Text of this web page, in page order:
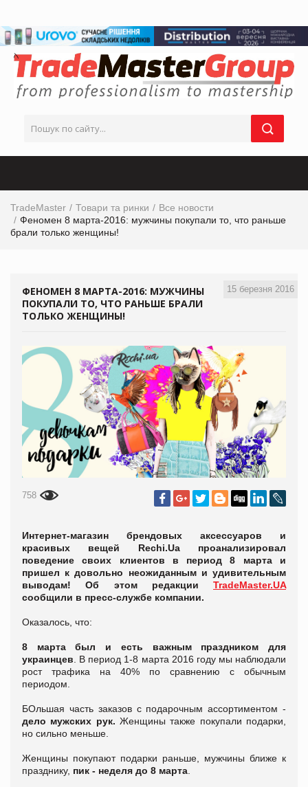
TradeMaster Товари та ринки
Все новости
Феномен 8 марта-2016: мужчины покупали то, что раньше
брали только женщины!
15 березня 2016
ФЕНОМЕН 8 МАРТА-2016: МУЖЧИНЫ
ПОКУПАЛИ ТО, ЧТО РАНЬШЕ БРАЛИ
ТОЛЬКО ЖЕНЩИНЫ!
758
Интернет-магазин брендовых аксессуаров и
красивых вещей Rechi.Ua проанализировал
поведение своих клиентов в период 8 марта и
пришел к довольно неожиданным и удивительным
выводам! Об этом редакции TradeMaster.UA
сообщили в пресс-службе компании.
Оказалось, что:
8 марта был и есть важным праздником для
украинцев . В период 1-8 марта 2016 году мы наблюдали
рост трафика на 40% по сравнению с обычным
периодом.
БОльшая часть заказов с подарочным ассортиментом -
дело мужских рук. Женщины также покупали подарки,
но сильно меньше.
Женщины покупают подарки раньше, мужчины ближе к
празднику, пик - неделя до 8 марта